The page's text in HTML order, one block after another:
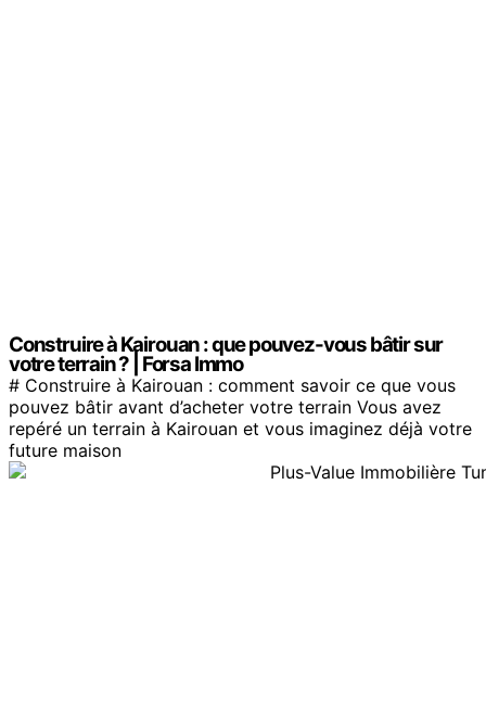
Construire à Kairouan : que pouvez-vous bâtir sur
votre terrain ? | Forsa Immo
# Construire à Kairouan : comment savoir ce que vous
pouvez bâtir avant d’acheter votre terrain Vous avez
repéré un terrain à Kairouan et vous imaginez déjà votre
future maison